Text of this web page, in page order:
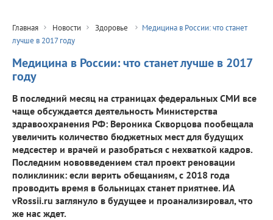
Главная Новости Здоровье
Медицина в России: что станет
лучше в 2017 году
Медицина в России: что станет лучше в 2017
году
В последний месяц на страницах федеральных СМИ все
чаще обсуждается деятельность Министерства
здравоохранения РФ: Вероника Скворцова пообещала
увеличить количество бюджетных мест для будущих
медсестер и врачей и разобраться с нехваткой кадров.
Последним нововведением стал проект реновации
поликлиник: если верить обещаниям, с 2018 года
проводить время в больницах станет приятнее. ИА
vRossii.ru заглянуло в будущее и проанализировал, что
же нас ждет.